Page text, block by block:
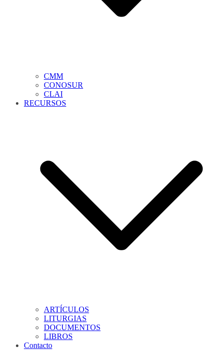
CMM
CONOSUR
CLAI
RECURSOS
ARTÍCULOS
LITURGIAS
DOCUMENTOS
LIBROS
Contacto